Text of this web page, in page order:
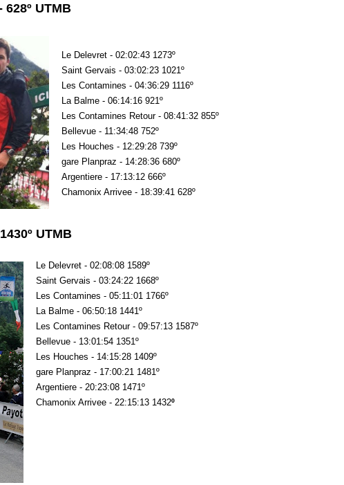
UTMB
Le Delevret - 02:02:43 1273º
Saint Gervais - 03:02:23 1021º
Les Contamines - 04:36:29 1116º
La Balme - 06:14:16 921º
Les Contamines Retour - 08:41:32 855º
Bellevue - 11:34:48 752º
Les Houches - 12:29:28 739º
gare Planpraz - 14:28:36 680º
Argentiere - 17:13:12 666º
Chamonix Arrivee - 18:39:41 628º
UTMB
Le Delevret - 02:08:08 1589º
Saint Gervais - 03:24:22 1668º
Les Contamines - 05:11:01 1766º
La Balme - 06:50:18 1441º
Les Contamines Retour - 09:57:13 1587º
Bellevue - 13:01:54 1351º
Les Houches - 14:15:28 1409º
gare Planpraz - 17:00:21 1481º
Argentiere - 20:23:08 1471º
Chamonix Arrivee - 22:15:13 1432º